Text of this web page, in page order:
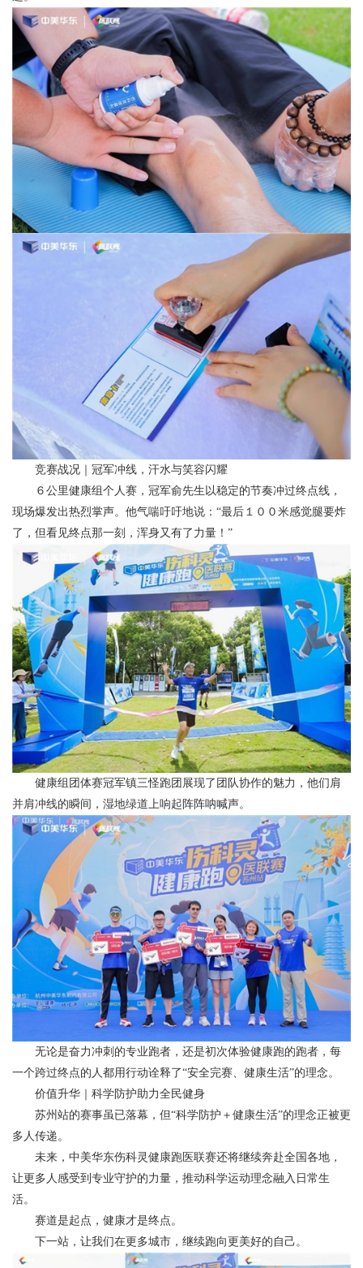
竞赛战况｜冠军冲线，汗水与笑容闪耀
６公里健康组个人赛，冠军俞先生以稳定的节奏冲过终点线，
现场爆发出热烈掌声。他气喘吁吁地说：“最后１００米感觉腿要炸
了，但看见终点那一刻，浑身又有了力量！”
健康组团体赛冠军镇三怪跑团展现了团队协作的魅力，他们肩
并肩冲线的瞬间，湿地绿道上响起阵阵呐喊声。
无论是奋力冲刺的专业跑者，还是初次体验健康跑的跑者，每
一个跨过终点的人都用行动诠释了“安全完赛、健康生活”的理念。
价值升华｜科学防护助力全民健身
苏州站的赛事虽已落幕，但“科学防护＋健康生活”的理念正被更
多人传递。
未来，中美华东伤科灵健康跑医联赛还将继续奔赴全国各地，
让更多人感受到专业守护的力量，推动科学运动理念融入日常生
活。
赛道是起点，健康才是终点。
下一站，让我们在更多城市，继续跑向更美好的自己。